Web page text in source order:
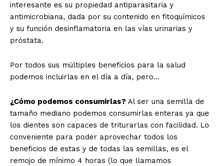
interesante es su propiedad antiparasitaria y
antimicrobiana, dada por su contenido en fitoquímicos
y su función desinflamatoria en las vías urinarias y
próstata.
Por todos sus múltiples beneficios para la salud
podemos incluirlas en el día a día, pero…
¿Cómo podemos consumirlas? Al ser una semilla de
tamaño mediano podemos consumirlas enteras ya que
los dientes son capaces de triturarlas con facilidad. Lo
conveniente para poder aprovechar todos los
beneficios de estas y de todas las semillas, es el
remojo de mínimo 4 horas (lo que llamamos